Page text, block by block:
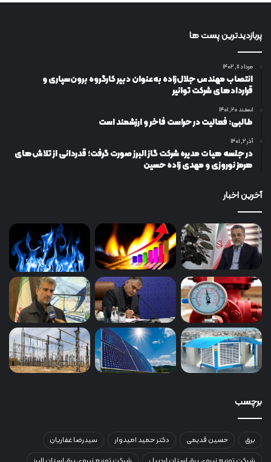
پربازدیدترین پست ها
مرداد ۱۱, ۱۴۰۲
انتصاب مهندس جلال‌زاده به‌عنوان دبیر كارگروه برون‌سپاری و
قراردادهای شركت توانیر
اسفند ۲۰, ۱۴۰۱
طالبی: فعالیت در حراست فاخر و ارزشمند است
آذر ۲, ۱۴۰۱
در جلسه هیات مدیره شرکت گاز البرز صورت گرفت؛ قدردانی از تلاش‌های
هرمز نوروزی و مهدی زاده حسین
آخرین اخبار
برچسب
برق حسین قدیمی دکتر حمید امیدوار
سیدرضا غفاریان